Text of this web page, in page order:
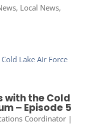
, Local News,
with the Cold
– Episode 5
Coordinator|